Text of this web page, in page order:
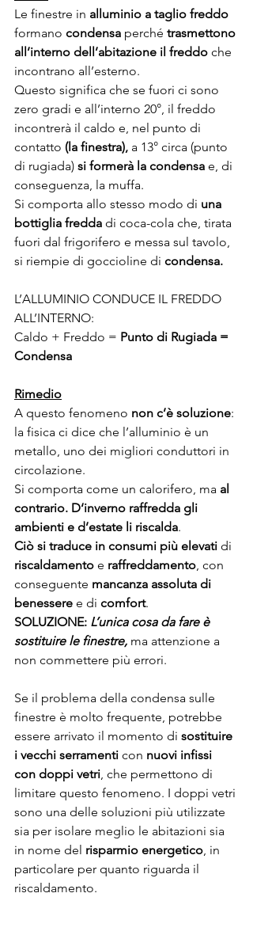
Le finestre in alluminio a taglio freddo
formano condensa perché trasmettono
all’interno dell’abitazione il freddo che
incontrano all’esterno.
Questo significa che se fuori ci sono
zero gradi e all’interno 20°, il freddo
incontrerà il caldo e, nel punto di
contatto (la finestra), a 13° circa (punto
di rugiada) si formerà la condensa e, di
conseguenza, la muffa.
Si comporta allo stesso modo di una
bottiglia fredda di coca-cola che, tirata
fuori dal frigorifero e messa sul tavolo,
si riempie di goccioline di condensa.
L’ALLUMINIO CONDUCE IL FREDDO
ALL’INTERNO:
Caldo + Freddo = Punto di Rugiada =
Condensa
Rimedio
A questo fenomeno non c’è soluzione:
la fisica ci dice che l’alluminio è un
metallo, uno dei migliori conduttori in
circolazione.
Si comporta come un calorifero, ma al
contrario. D‘inverno raffredda gli
ambienti e d’estate li riscalda.
Ciò si traduce in consumi più elevati di
riscaldamento e raffreddamento, con
conseguente mancanza assoluta di
benessere e di comfort.
SOLUZIONE: L’unica cosa da fare è
sostituire le finestre, ma attenzione a
non commettere più errori.
Se il problema della condensa sulle
finestre è molto frequente, potrebbe
essere arrivato il momento di sostituire
i vecchi serramenti con nuovi infissi
con doppi vetri, che permettono di
limitare questo fenomeno. I doppi vetri
sono una delle soluzioni più utilizzate
sia per isolare meglio le abitazioni sia
in nome del risparmio energetico, in
particolare per quanto riguarda il
riscaldamento.